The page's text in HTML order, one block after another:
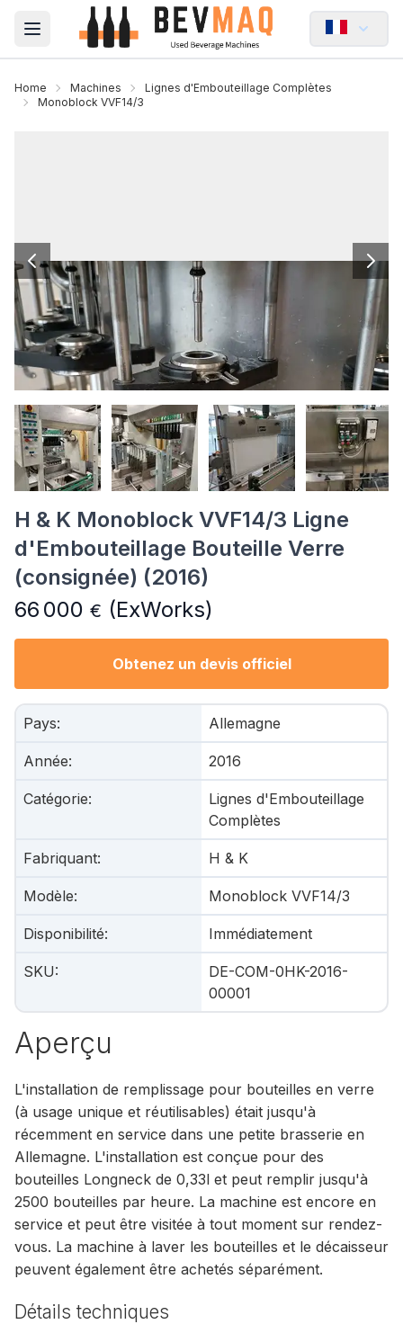
Open main menu
Home Machines
Lignes d'Embouteillage Complètes
Monoblock VVF14/3
H & K Monoblock VVF14/3 Ligne
d'Embouteillage Bouteille Verre
(consignée) (2016)
66 000 € (ExWorks)
Obtenez un devis officiel
Pays: Allemagne
Année: 2016
Catégorie:
Lignes d'Embouteillage
Complètes
Fabriquant: H & K
Modèle: Monoblock VVF14/3
Disponibilité: Immédiatement
SKU:
DE-COM-0HK-2016-
00001
Aperçu
L'installation de remplissage pour bouteilles en verre
(à usage unique et réutilisables) était jusqu'à
récemment en service dans une petite brasserie en
Allemagne. L'installation est conçue pour des
bouteilles Longneck de 0,33l et peut remplir jusqu'à
2500 bouteilles par heure. La machine est encore en
service et peut être visitée à tout moment sur rendez-
vous. La machine à laver les bouteilles et le décaisseur
peuvent également être achetés séparément.
Détails techniques